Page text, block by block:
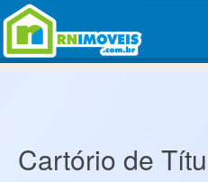
Cartório de